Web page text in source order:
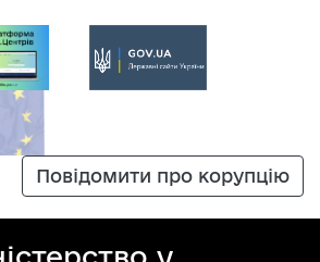
Повідомити про корупцію
у